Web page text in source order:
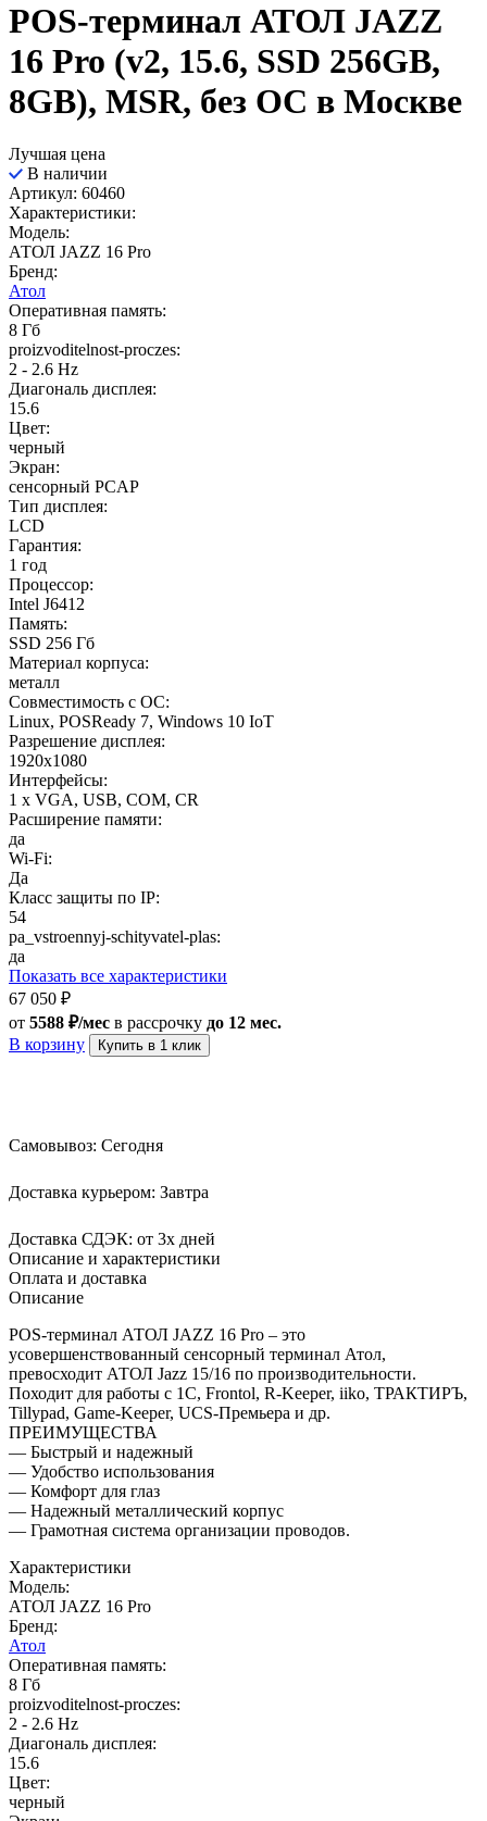
POS-терминал АТОЛ JAZZ
16 Pro (v2, 15.6, SSD 256GB,
8GB), MSR, без ОС в Москве
Лучшая цена
В наличии
Артикул: 60460
Характеристики:
Модель:
АТОЛ JAZZ 16 Pro
Бренд:
Атол
Оперативная память:
8 Гб
proizvoditelnost-proczes:
2 - 2.6 Hz
Диагональ дисплея:
15.6
Цвет:
черный
Экран:
сенсорный PCAP
Тип дисплея:
LCD
Гарантия:
1 год
Процессор:
Intel J6412
Память:
SSD 256 Гб
Материал корпуса:
металл
Совместимость с ОС:
Linux, POSReady 7, Windows 10 IoT
Разрешение дисплея:
1920x1080
Интерфейсы:
1 x VGA, USB, COM, CR
Расширение памяти:
да
Wi-Fi:
Да
Класс защиты по IP:
54
pa_vstroennyj-schityvatel-plas:
да
Показать все характеристики
67 050 ₽
от 5588 ₽/мес в рассрочку до 12 мес.
В корзину
Купить в 1 клик
Самовывоз: Сегодня
Доставка курьером: Завтра
Доставка СДЭК: от 3х дней
Описание и характеристики
Оплата и доставка
Описание
POS-терминал АТОЛ JAZZ 16 Pro – это
усовершенствованный сенсорный терминал Атол,
превосходит АТОЛ Jazz 15/16 по производительности.
Походит для работы с 1C, Frontol, R-Keeper, iiko, ТРАКТИРЪ,
Tillypad, Game-Keeper, UCS-Премьера и др.
ПРЕИМУЩЕСТВА
— Быстрый и надежный
— Удобство использования
— Комфорт для глаз
— Надежный металлический корпус
— Грамотная система организации проводов.
Характеристики
Модель:
АТОЛ JAZZ 16 Pro
Бренд:
Атол
Оперативная память:
8 Гб
proizvoditelnost-proczes:
2 - 2.6 Hz
Диагональ дисплея:
15.6
Цвет:
черный